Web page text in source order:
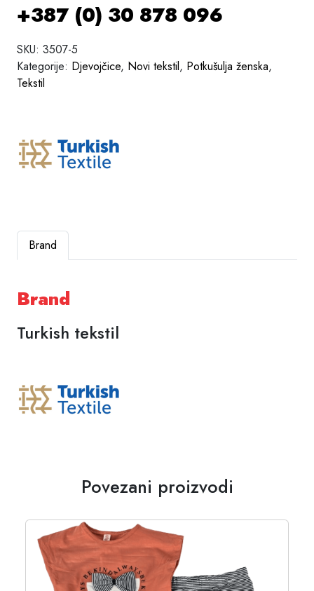
+387 (0) 30 878 096
SKU: 3507-5
Kategorije: Djevojčice, Novi tekstil, Potkušulja ženska,
Tekstil
Brand
Brand
Turkish tekstil
Povezani proizvodi